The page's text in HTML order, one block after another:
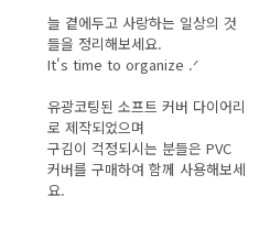
늘 곁에두고 사랑하는 일상의 것
들을 정리해보세요.
It's time to organize .ᐟ
유광코팅된 소프트 커버 다이어리
로 제작되었으며
구김이 걱정되시는 분들은 PVC
커버를 구매하여 함께 사용해보세
요.